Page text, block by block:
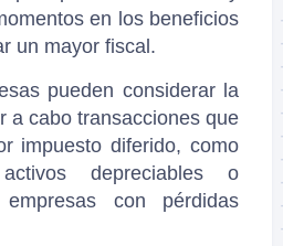
en los beneficios
un mayor fiscal.
pueden considerar la
a cabo transacciones que
impuesto diferido, como
depreciables o
con pérdidas